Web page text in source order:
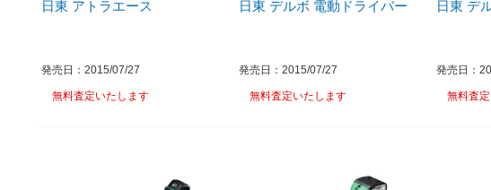
日東 アトラエース
発売日：2015/07/27
無料査定いたします
日東 デルボ 電動ドライバー
発売日：2015/07/27
無料査定いたします
日東 デ
発売日：
無料査